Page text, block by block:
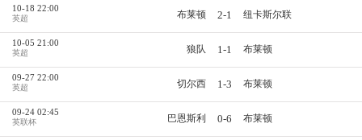
10-18 22:00
英超 布莱顿 2-1 纽卡斯尔联
10-05 21:00
英超 狼队 1-1 布莱顿
09-27 22:00
英超 切尔西 1-3 布莱顿
09-24 02:45
英联杯 巴恩斯利 0-6 布莱顿